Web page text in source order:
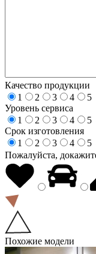
Качество продукции
1
2 3 4
5
Уровень сервиса
1
2 3 4
5
Срок изготовления
1
2 3 4
5
Пожалуйста,
Похожие модели